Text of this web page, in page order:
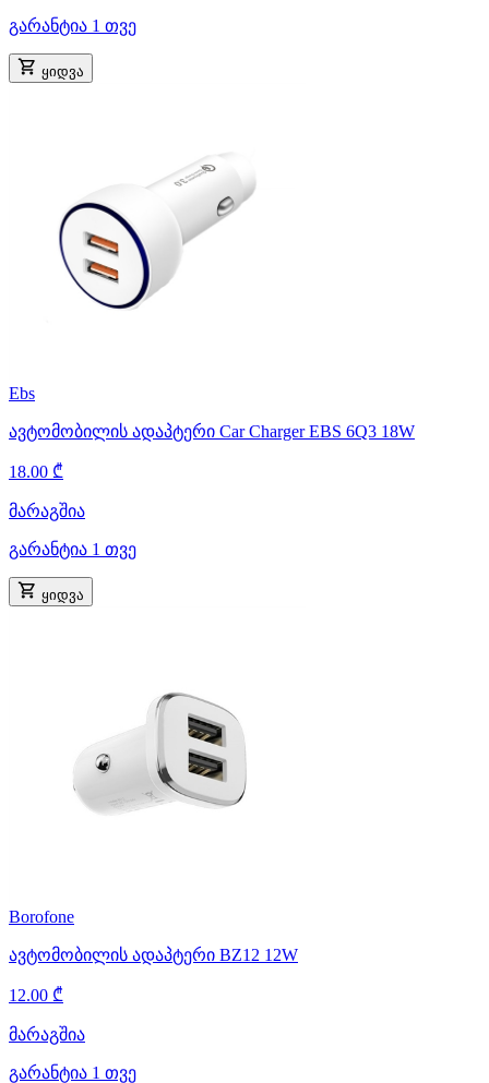
გარანტია 1 თვე
ყიდვა
Ebs
ავტომობილის ადაპტერი Car Charger EBS 6Q3 18W
18.00 ₾
მარაგშია
გარანტია 1 თვე
ყიდვა
Borofone
ავტომობილის ადაპტერი BZ12 12W
12.00 ₾
მარაგშია
გარანტია 1 თვე